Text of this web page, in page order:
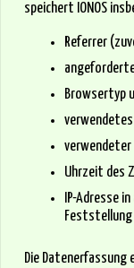
speichert IONOS
Referrer
Browsertyp
Uhrzeit des
IP-Adresse
Die